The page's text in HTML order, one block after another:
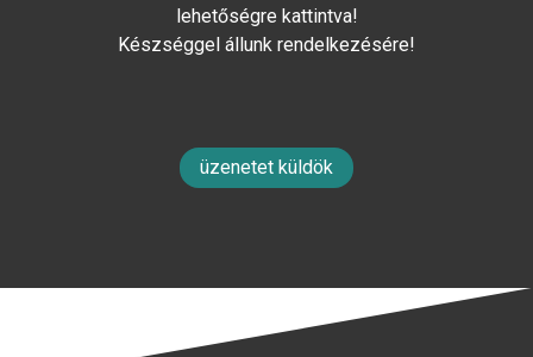
lehetőségre kattintva!
Készséggel állunk rendelkezésére!
üzenetet küldök